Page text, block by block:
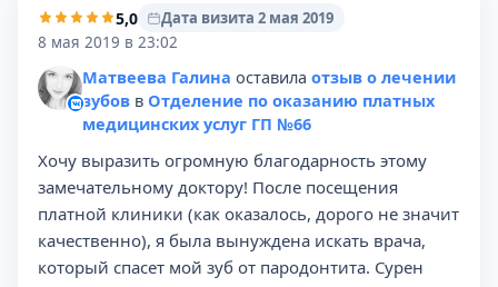
5,0
Дата визита 2 мая 2019
8 мая 2019 в 23:02
Матвеева Галина оставила отзыв о лечении
зубов в Отделение по оказанию платных
медицинских услуг ГП №66
Хочу выразить огромную благодарность этому
замечательному доктору! После посещения
платной клиники (как оказалось, дорого не значит
качественно), я была вынуждена искать врача,
который спасет мой зуб от пародонтита. Сурен